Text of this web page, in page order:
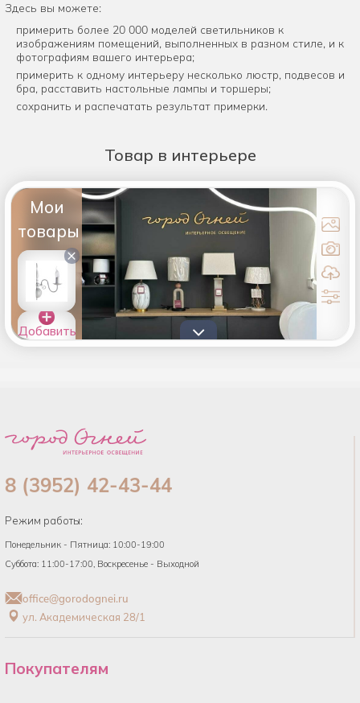
Здесь вы можете:
примерить более 20 000 моделей светильников к
изображениям помещений, выполненных в разном стиле, и к
фотографиям вашего интерьера;
примерить к одному интерьеру несколько люстр, подвесов и
бра, расставить настольные лампы и торшеры;
сохранить и распечатать результат примерки.
Товар в интерьере
Мои
товары
×
Добавить
товары в
8 (3952) 42-43-44
Режим работы:
Понедельник - Пятница: 10:00-19:00
Суббота: 11:00-17:00, Воскресенье - Выходной
office@gorodognei.ru
ул. Академическая 28/1
Покупателям